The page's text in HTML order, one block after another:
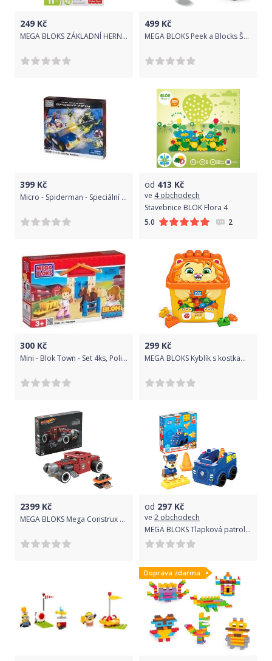
249 Kč
MEGA BLOKS ZÁKLADNÍ HERNÍ SET ASST
499 Kč
MEGA BLOKS Peek a Blocks Škola
399 Kč
Micro - Spiderman - Speciální bojový set
od 413 Kč
ve 4 obchodech
Stavebnice BLOK Flora 4
5.0
2
300 Kč
Mini - Blok Town - Set 4ks, Policejní hlídka, Stáj pro poníka
299 Kč
MEGA BLOKS Kyblík s kostkami Oranžový lvíček
2399 Kč
MEGA BLOKS Mega Construx Hot Wheels Sběratelský Bone Shaker HBD50
od 297 Kč
ve 2 obchodech
MEGA BLOKS Tlapková patrola Chaseovo auto policejní hlídky HDJ33
Doprava zdarma